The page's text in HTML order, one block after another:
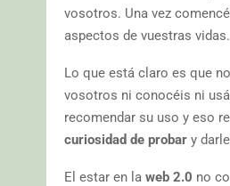
vosotros. Una vez
aspectos de vuestras vidas.
Lo que está claro es que
vosotros ni conocéis ni
recomendar su uso y eso
curiosidad de probar y
El estar en la web 2.0 no